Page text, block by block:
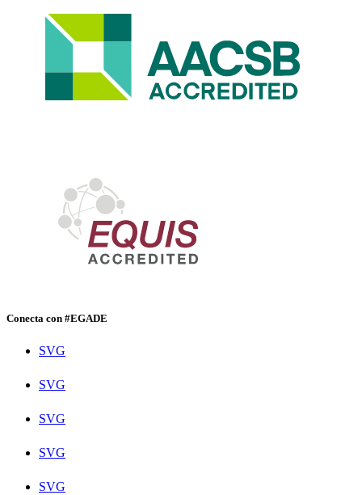
Conecta con #EGADE
SVG
SVG
SVG
SVG
SVG